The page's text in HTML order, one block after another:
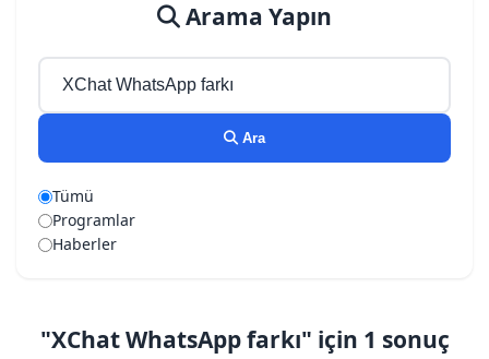
Arama Yapın
Ara
Tümü
Programlar
Haberler
"XChat WhatsApp farkı" için 1 sonuç